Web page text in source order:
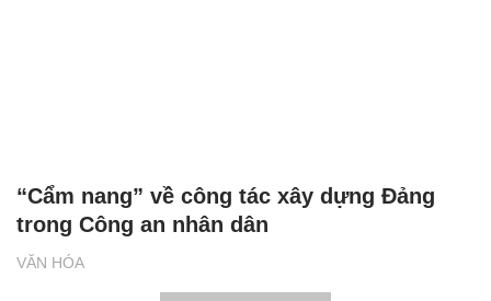
VĂN HÓA
“Cẩm nang” về công tác xây dựng Đảng
trong Công an nhân dân